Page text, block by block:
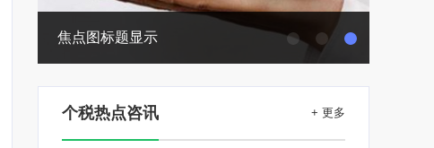
焦点图标题显示
个税热点咨讯 + 更多